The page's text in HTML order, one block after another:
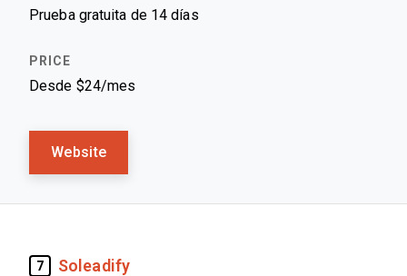
Prueba gratuita de 14 días
Desde $24/mes
Website
7 Soleadify